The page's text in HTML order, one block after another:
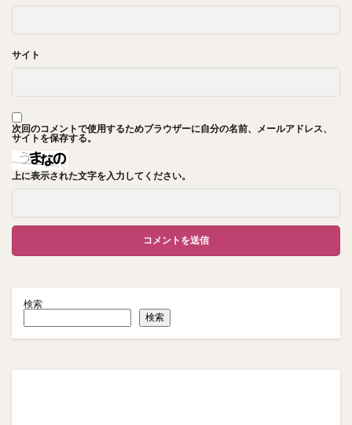
サイト
次回のコメントで使用するためブラウザーに自分の名前、メールアドレス、
サイトを保存する。
上に表示された文字を入力してください。
検索
検索